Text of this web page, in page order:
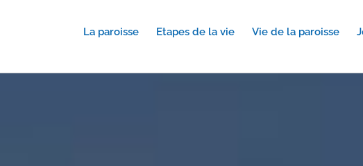
La paroisse Etapes de la vie Vie de la paroisse